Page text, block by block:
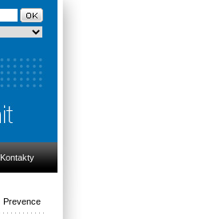
Kontakty
Prevence